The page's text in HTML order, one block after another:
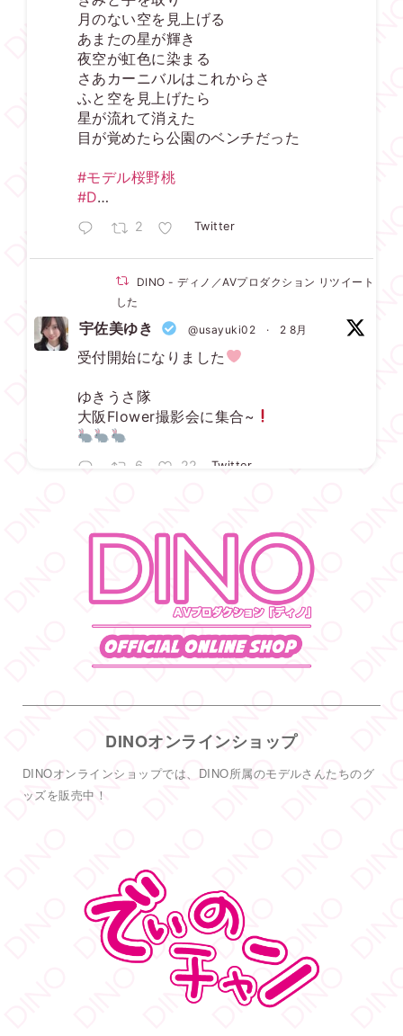
もっと見る フォロー
月のない空を見上げる
あまたの星が輝き
夜空が虹色に染まる
さあカーニバルはこれからさ
ふと空を見上げたら
星が流れて消えた
目が覚めたら公園のベンチだった
#モデル桜野桃
#D…
2 Twitter
DINO - ディノ／AVプロダクション リツイートされ
した
宇佐美ゆき @usayuki02 · 2 8月
受付開始になりました
ゆきうさ隊
大阪Flower撮影会に集合~
6 22 Twitter
した
宇佐美ゆき @usayuki02 3 8月
【満枠完売】
ありがとうございます
いっぱい楽しみましょうね
DINO - ディノ／AVプロダクション リツイートされ
DINO - ディノ／AVプロダクション
#DINOバニーチェキ会
5 38 Twitter
DINO - ディノ／AVプロダクション リツイートされ
DINOオンラインショップ
DINOオンラインショップでは、DINO所属のモデルさんたちのグ
ッズを販売中！